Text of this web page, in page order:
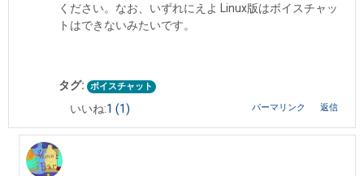
ください。なお、いずれにえよ Linux版はボイスチャッ
トはできないみたいです。
タグ: ボイスチャット
いいね:1 (1) パーマリンク 返信